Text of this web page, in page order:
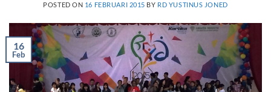
POSTED ON 16 FEBRUARI 2015 BY RD YUSTINUS JONED
16
Feb